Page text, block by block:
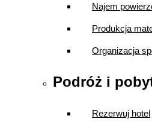
Najem
Produkcja
Organizacja
Podróż i
Rezerwuj hotel